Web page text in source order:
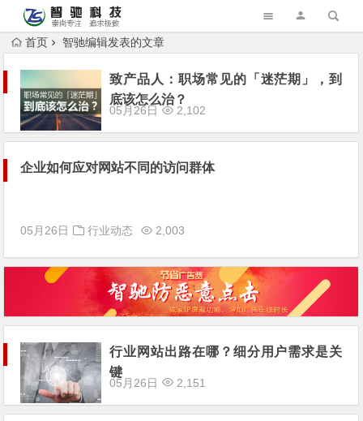
首页 智驰编辑发表的文章
致产品人：职场常见的「迷茫期」，到
底该怎么治？
05月26日 2,102
企业如何应对网站不同的访问群体
05月26日 行业动态 2,003
行业网站出路在哪？细分用户需求是关
键
05月26日 2,151